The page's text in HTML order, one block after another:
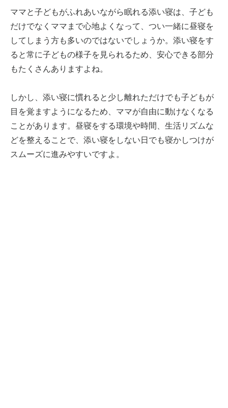
ママと子どもがふれあいながら眠れる添い寝は、子ども
だけでなくママまで心地よくなって、つい一緒に昼寝を
してしまう方も多いのではないでしょうか。添い寝をす
ると常に子どもの様子を見られるため、安心できる部分
もたくさんありますよね。
しかし、添い寝に慣れると少し離れただけでも子どもが
目を覚ますようになるため、ママが自由に動けなくなる
ことがあります。昼寝をする環境や時間、生活リズムな
どを整えることで、添い寝をしない日でも寝かしつけが
スムーズに進みやすいですよ。